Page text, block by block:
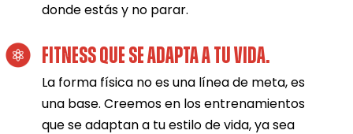
donde estás y no parar.
FITNESS QUE SE ADAPTA A TU VIDA.
La forma física no es una línea de meta, es
una base. Creemos en los entrenamientos
que se adaptan a tu estilo de vida, ya sea